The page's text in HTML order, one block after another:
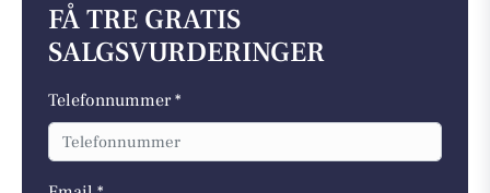
FÅ TRE GRATIS
SALGSVURDERINGER
Telefonnummer *